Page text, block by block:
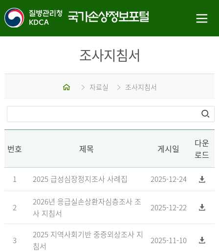
조사지침서
홈 자료실 조사지침서
번호 제목 게시일
다운
로드
1 2025 급성심장정지조사 사례집 2025-12-24
2
2026년 응급실손상환자심층조사 조
사 지침서
2025-12-22
3
2025 지역사회기반 중증외상조사 지
침서
2025-11-10